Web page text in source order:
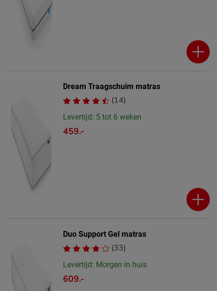
Dream Traagschuim matras
(14)
Levertijd: 5 tot 6 weken
459.-
Duo Support Gel matras
(33)
Levertijd: Morgen in huis
609.-